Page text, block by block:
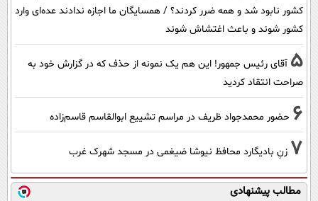
کشور نابود شد و همه ضرر کردند؟ / همسایگان ما اجازه ندادند عده‌ای وارد
کشور شوند و باعث اغتشاش شوند
5 آقای رئیس جمهور! این هم یک نمونه از حذف که در گزارش خود به
صراحت انتقاد کردید
6 حضور محمدجواد ظریف در مراسم تشییع ابوالقاسم قاسم‌زاده
7 زنِ بادیگارد محافظ نیوشا ضیغمی در مسجد شهرک غرب
مطالب پیشنهادی